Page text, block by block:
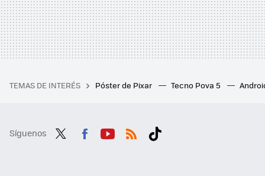
TEMAS DE INTERÉS Póster de Pixar Tecno Pova 5
Síguenos